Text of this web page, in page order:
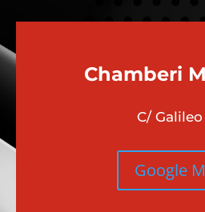
Chamberi
C/ Galileo
Google